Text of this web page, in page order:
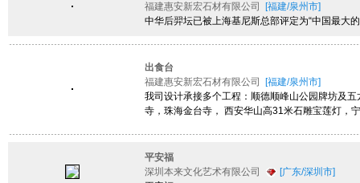
福建惠安新宏石材有限公司
[福建/泉州市]
中华后羿坛已被上海基尼斯总部评定为“中国最大
出食台
福建惠安新宏石材有限公司
[福建/泉州市]
我司设计承接多个工程：顺德顺峰山公园牌坊及
寺，珠海金台寺， 西安华山高31米石雕宝莲灯，
平安福
深圳本来文化艺术有限公司
[广东/深圳市]